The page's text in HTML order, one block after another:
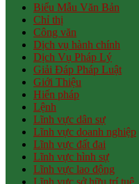
Biểu Mẫu Văn Bản
Chỉ thị
Công văn
Dịch vụ hành chính
Dịch Vụ Pháp Lý
Giải Đáp Pháp Luật
Giới Thiệu
Hiến pháp
Lệnh
Lĩnh vực dân sự
Lĩnh vực doanh nghiệp
Lĩnh vực đất đai
Lĩnh vực hình sự
Lĩnh vực lao động
Lĩnh vực sở hữu trí tuệ